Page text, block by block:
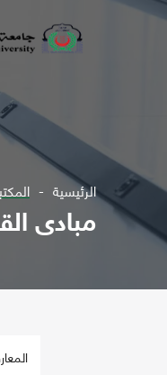
الرئيسية
مبادى